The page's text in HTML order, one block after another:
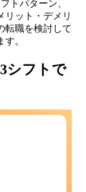
トパターン、
リット・デメリ
転職を検討して
。
シフトで